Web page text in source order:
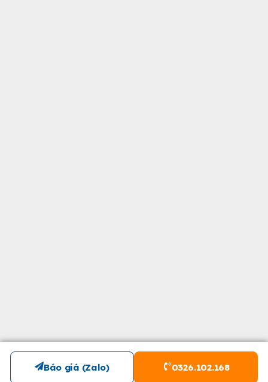
Báo giá (Zalo) 0326.102.168